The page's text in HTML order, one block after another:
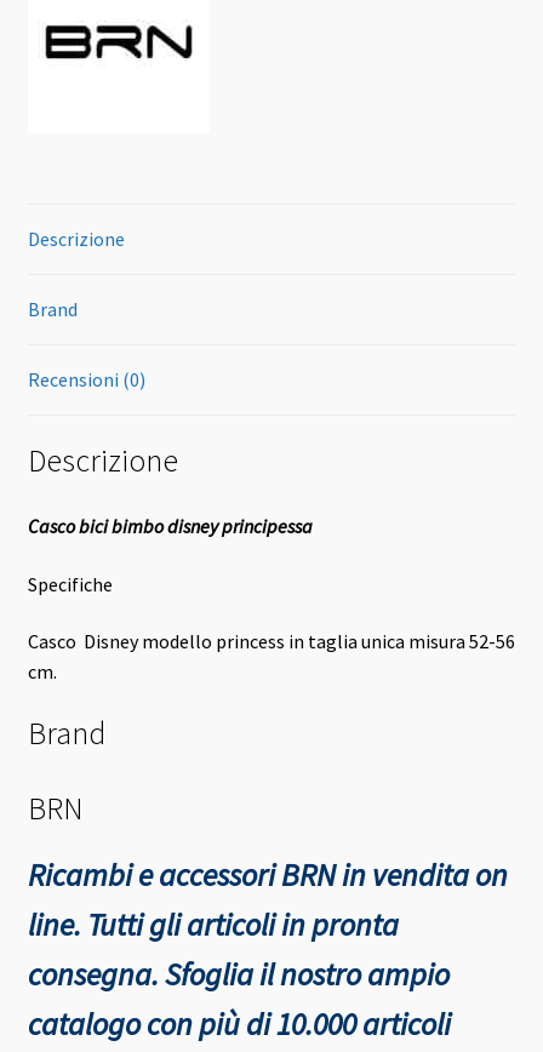
Descrizione
Brand
Recensioni (0)
Descrizione
Casco bici bimbo disney principessa
Specifiche
Casco Disney modello princess in taglia unica misura 52-56
cm.
Brand
BRN
Ricambi e accessori BRN in vendita on
line. Tutti gli articoli in pronta
consegna.Sfoglia il nostro ampio
catalogo con più di 10.000 articoli